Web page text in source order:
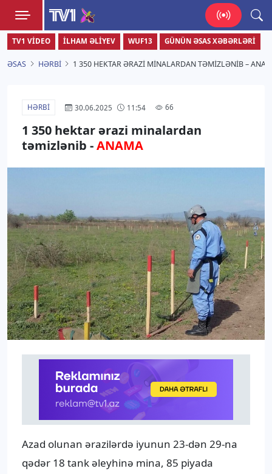
TV1
Zamanı bizimlə yaşa!
TV1 VIDEO İLHAM ƏLIYEV WUF13 GÜNÜN ƏSAS XƏBƏRLƏRI
ƏSAS HƏRBI 1 350 HEKTAR ƏRAZI MINALARDAN TƏMIZLƏNIB –
HƏRBI 30.06.2025 11:54 66
1 350 hektar ərazi minalardan
təmizlənib -ANAMA
Azad olunan ərazilərdə iyunun 23-dən 29-na
qədər 18 tank əleyhinə mina, 85 piyada